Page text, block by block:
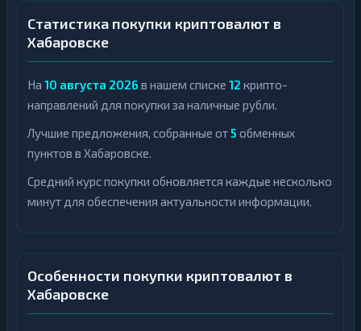
Статистика покупки криптовалют в
Хабаровске
На 10 августа 2026 в нашем списке 12 крипто-
направлений для покупки за наличные рубли.
Лучшие предложения, собранные от5 обменных
пунктов в Хабаровске.
Средний курс покупки обновляется каждые несколько
минут для обеспечения актуальности информации.
Особенности покупки криптовалют в
Хабаровске